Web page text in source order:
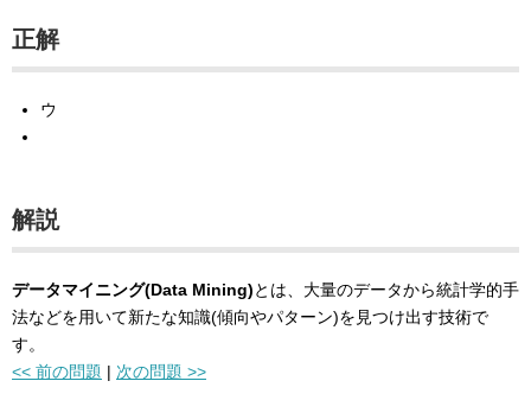
正解
ウ
解説
データマイニング(Data Mining)とは、大量のデータから統計学的手
法などを用いて新たな知識(傾向やパターン)を見つけ出す技術で
す。
<< 前の問題 | 次の問題 >>